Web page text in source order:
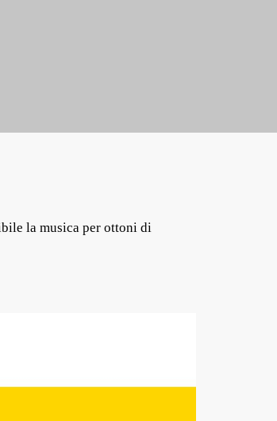
la musica per ottoni di